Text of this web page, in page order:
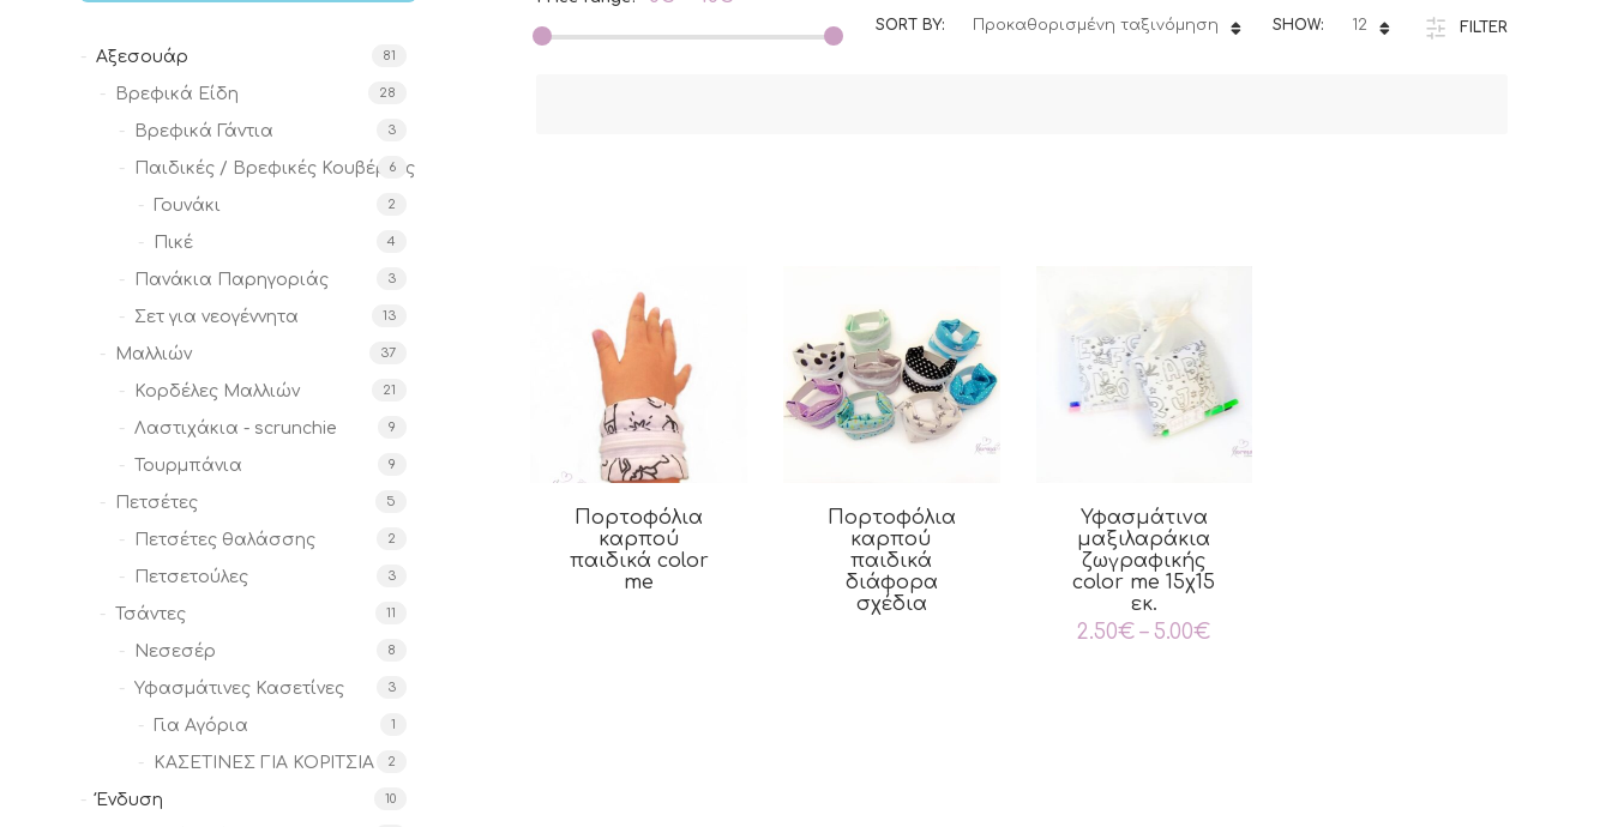
FILTER
SHOW: 12
SORT BY: Προκαθορισμένη ταξινόμηση
Πορτοφόλια
καρπού
παιδικά color
me
Πορτοφόλια
καρπού
παιδικά
διάφορα
σχέδια
Υφασμάτινα
μαξιλαράκια
ζωγραφικής
color me 15χ15
εκ.
2.50€ – 5.00€Price
Αξεσουάρ 81
Βρεφικά Είδη 28
Βρεφικά Γάντια 3
Παιδικές / Βρεφικές Κουβέρτες
6
Γουνάκι 2
Πικέ 4
Πανάκια Παρηγοριάς 3
Σετ για νεογέννητα 13
Μαλλιών 37
Κορδέλες Μαλλιών 21
Λαστιχάκια - scrunchie 9
Τουρμπάνια 9
Πετσέτες 5
Πετσέτες θαλάσσης 2
Πετσετούλες 3
Τσάντες 11
Νεσεσέρ 8
Υφασμάτινες Κασετίνες 3
Για Αγόρια 1
ΚΑΣΕΤΙΝΕΣ ΓΙΑ ΚΟΡΙΤΣΙΑ 2
Ένδυση 10